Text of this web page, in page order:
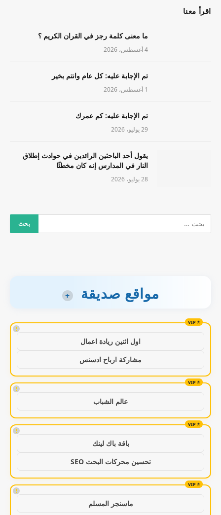
اقرأ معنا
ما معنى كلمة رجز في القران الكريم ؟
4 أغسطس، 2026
تم الإجابة عليه: كل عام وانتم بخير
1 أغسطس، 2026
تم الإجابة عليه: كم عمرك
29 يوليو، 2026
يقول أحد الباحثين الرائدين في حوادث إطلاق
النار في المدارس إنه كان مخطئًا
28 يوليو، 2026
مواقع صديقة +
!
اول اثنين ريادة اعمال
مشاركة ارباح ادسنس
!
عالم الشباب
!
باقة باك لينك
تحسين محركات البحث SEO
!
ماسنجر المسلم